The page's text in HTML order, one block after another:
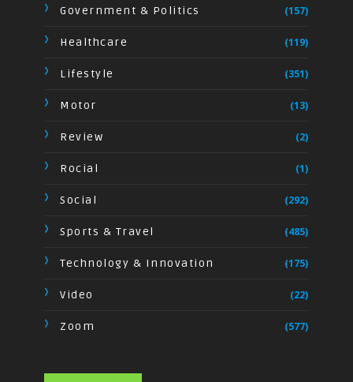
Government & Politics (157)
Healthcare (119)
Lifestyle (351)
Motor (13)
Review (2)
Rocial (1)
Social (292)
Sports & Travel (485)
Technology & Innovation (175)
Video (22)
Zoom (577)